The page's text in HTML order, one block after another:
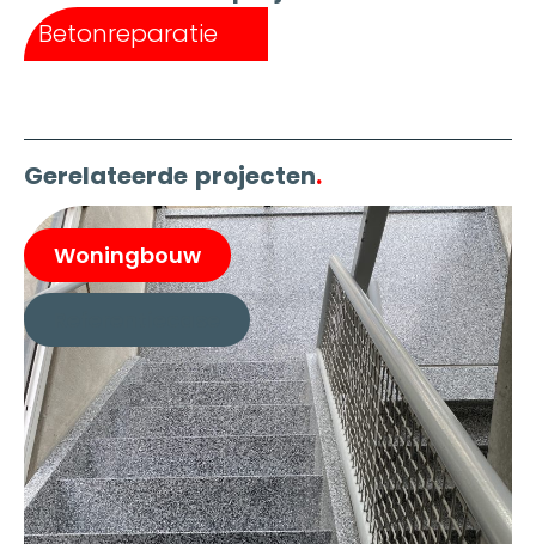
Betonreparatie
Gerelateerde projecten.
Woningbouw